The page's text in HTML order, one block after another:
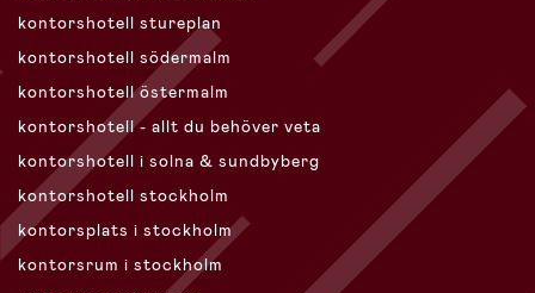
kontorshotell stureplan
kontorshotell södermalm
kontorshotell östermalm
kontorshotell - allt du behöver veta
kontorshotell i solna & sundbyberg
kontorshotell stockholm
kontorsplats i stockholm
kontorsrum i stockholm